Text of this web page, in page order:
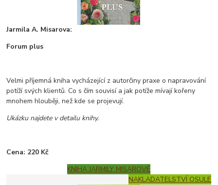
Jarmila A. Misarova:
Forum plus
Velmi příjemná kniha vycházející z autorčiny praxe o napravování
potíží svých klientů. Co s čím souvisí a jak potíže mívají kořeny
mnohem hlouběji, než kde se projevují.
Ukázku najdete v detailu knihy.
Cena: 220 Kč
KNIHA JARMILY MISAROVÉ
NAKLADATELSTVÍ OSULE